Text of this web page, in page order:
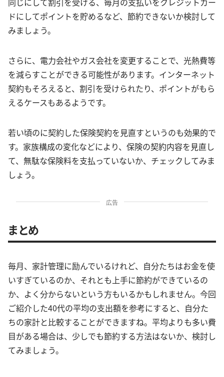
ドにしてポイントを貯めるなど、節約できないか検討して
みましょう。
さらに、電力会社やガス会社を変更することで、光熱費等
を減らすことができる可能性があります。インターネット
契約もそろえると、割引を受けられたり、ポイントがもら
えるケースもあるようです。
若い頃のに契約した保険契約を見直すというのも効果的で
す。家族構成の変化などにより、保険の契約内容を見直し
て、無駄な保険料を支払っていないか、チェックしてみま
しょう。
広告
まとめ
毎月、家計管理に励んでいるけれど、自分たちはお金を使
いすぎているのか、それとも上手に節約ができているの
か、よく分からないという方もいるかもしれません。今回
ご紹介した40代の平均の支出額を参考にすると、自分た
ちの家計と比較することができますね。平均よりも多い費
目がある場合は、少しでも節約する方法はないか、検討し
てみましょう。